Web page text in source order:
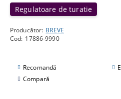
Regulatoare de turatie
Producător: BREVE
Cod: 17886-9990
Recomandă
Compară